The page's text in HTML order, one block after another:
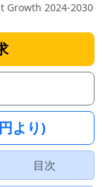
Growth 2024-2030
より)
目次